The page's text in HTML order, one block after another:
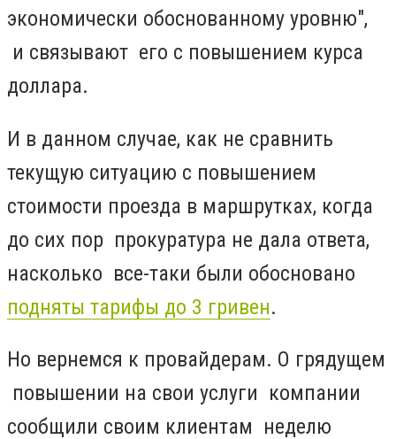
экономически обоснованному уровню",
и связывают его с повышением курса
доллара.
И в данном случае, как не сравнить
текущую ситуацию с повышением
стоимости проезда в маршрутках, когда
до сих пор прокуратура не дала ответа,
насколько все-таки были обосновано
подняты тарифы до 3 гривен.
Но вернемся к провайдерам. О грядущем
повышении на свои услуги компании
сообщили своим клиентам неделю